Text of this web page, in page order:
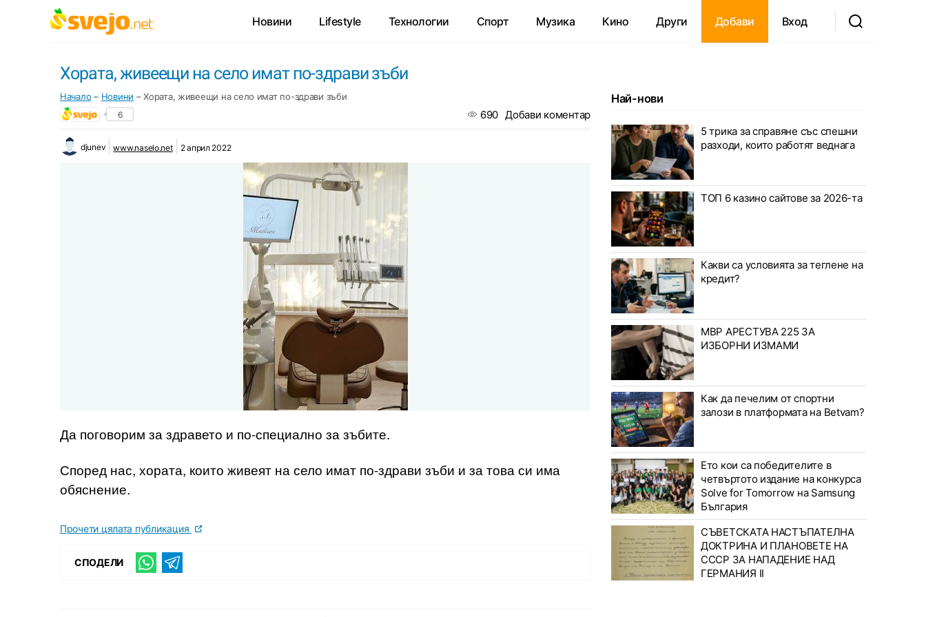
Новини Lifestyle Технологии Спорт Музика Кино Други Добави Вход
Хората, живеещи на село имат по-здрави зъби
Начало – Новини –Хората, живеещи на село имат по-здрави зъби
6 690 Добави коментар
djunev www.naselo.net 2 април 2022
Да поговорим за здравето и по-специално за зъбите.
Според нас, хората, които живеят на село имат по-здрави зъби и за това си има
обяснение.
Прочети цялата публикация
СПОДЕЛИ
Най-нови
5 трика за справяне със спешни
разходи, които работят веднага
ТОП 6 казино сайтове за 2026-та
Какви са условията за теглене на
кредит?
МВР АРЕСТУВА 225 ЗА
ИЗБОРНИ ИЗМАМИ
Как да печелим от спортни
залози в платформата на Betvam?
Ето кои са победителите в
четвъртото издание на конкурса
Solve for Tomorrow на Samsung
България
СЪВЕТСКАТА НАСТЪПАТЕЛНА
ДОКТРИНА И ПЛАНОВЕТЕ НА
СССР ЗА НАПАДЕНИЕ НАД
ГЕРМАНИЯ II